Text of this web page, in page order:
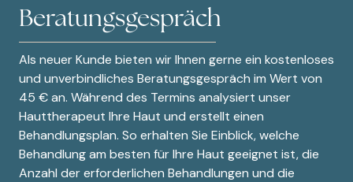
Beratungsgespräch
Als neuer Kunde bieten wir Ihnen gerne ein kostenloses
und unverbindliches Beratungsgespräch im Wert von
45 € an. Während des Termins analysiert unser
Hauttherapeut Ihre Haut und erstellt einen
Behandlungsplan. So erhalten Sie Einblick, welche
Behandlung am besten für Ihre Haut geeignet ist, die
Anzahl der erforderlichen Behandlungen und die